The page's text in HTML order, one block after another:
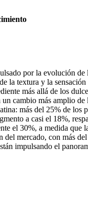
por la evolución
la textura y la
más allá de los
cambio más amplio
más del 25% de
a casi el 18%,
el 30%, a medida
mercado, con más
impulsando el